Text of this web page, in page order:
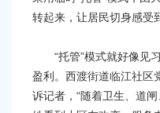
转起来，让居民切身感受
“托管”模式就好像见习
盈利。西渡街道临江社区
诉记者，“随着卫生、道